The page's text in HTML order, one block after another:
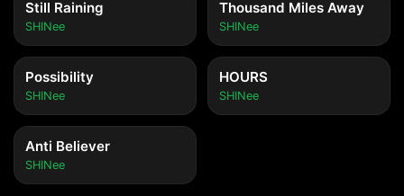
Still Raining
SHINee
Thousand Miles Away
SHINee
Possibility
SHINee
HOURS
SHINee
Anti Believer
SHINee